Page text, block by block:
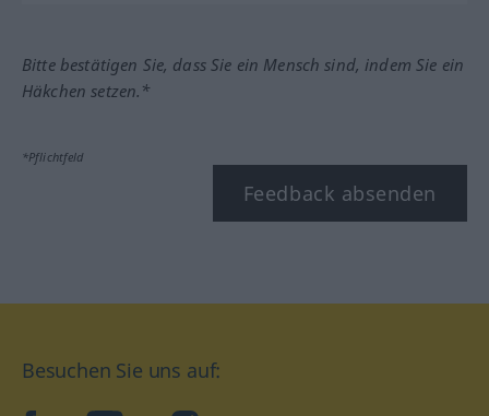
Bitte bestätigen Sie, dass Sie ein Mensch sind, indem Sie ein
Häkchen setzen.*
*Pflichtfeld
Feedback absenden
Besuchen Sie uns auf: